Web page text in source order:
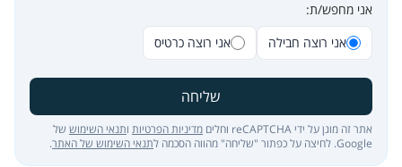
אני מחפש/ת:
אני רוצה חבילה
אני רוצה כרטיס
שליחה
אתר זה מוגן על ידי reCAPTCHA וחלים מדיניות הפרטיות ותנאי השימוש של
Google. לחיצה על כפתור "שליחה" מהווה הסכמה ל
תנאי השימוש של האתר.